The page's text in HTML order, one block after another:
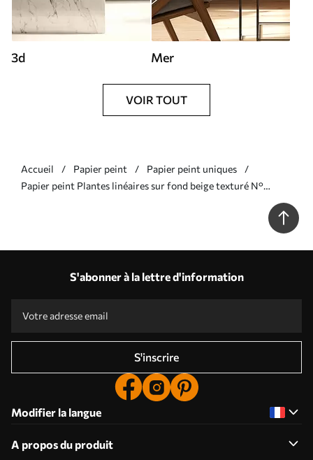
3d Mer
VOIR TOUT
Accueil Papier peint
Papier peint uniques
Papier peint Plantes linéaires sur fond beige texturé N°
S'abonner à la lettre d'information
S'inscrire
Modifier la langue
A propos du produit